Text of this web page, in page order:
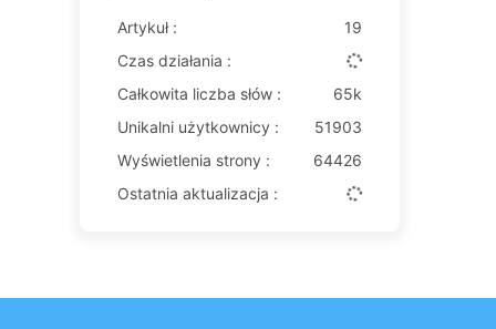
Artykuł :
19
Czas działania :
Całkowita liczba słów :
65k
Unikalni użytkownicy :
51903
Wyświetlenia strony :
64426
Ostatnia aktualizacja :